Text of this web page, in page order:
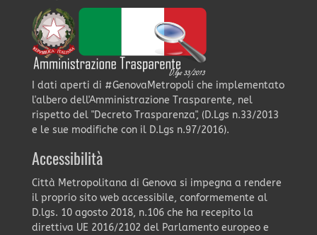
I dati aperti di #GenovaMetropoli che implementato
l'albero dell'Amministrazione Trasparente, nel
rispetto del "Decreto Trasparenza", (D.Lgs n.33/2013
e le sue modifiche con il D.Lgs n.97/2016).
Accessibilità
Città Metropolitana di Genova si impegna a rendere
il proprio sito web accessibile, conformemente al
D.lgs. 10 agosto 2018, n.106 che ha recepito la
direttiva UE 2016/2102 del Parlamento europeo e